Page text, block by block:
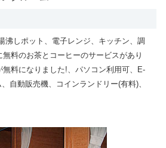
沸しポット、電子レンジ、キッチン、調
料のお茶とコーヒーのサービスがあり
無料になりました!、パソコン利用可、E-
自動販売機、コインランドリー(有料)、